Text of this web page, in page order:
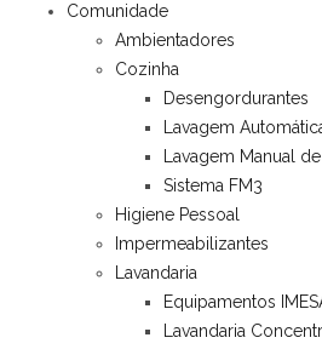
Comunidade
Ambientadores
Cozinha
Desengordurantes
Lavagem
Lavagem Manual
Sistema FM3
Higiene Pessoal
Impermeabilizantes
Lavandaria
Equipamentos
Lavandaria